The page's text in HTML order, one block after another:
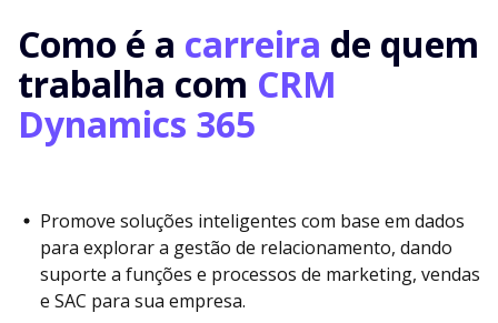
Como é a carreira de quem
trabalha com CRM
Dynamics 365
Promove soluções inteligentes com base em dados
para explorar a gestão de relacionamento, dando
suporte a funções e processos de marketing, vendas
e SAC para sua empresa.